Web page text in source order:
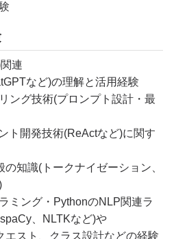
連
など)の理解と活用経験
ング技術(プロンプト設計・最
ト開発技術(ReActなど)に関す
の知識(トークナイゼーション、
ミング・PythonのNLP関連ラ
、NLTKなど)や
エスト、クラス設計などの経験